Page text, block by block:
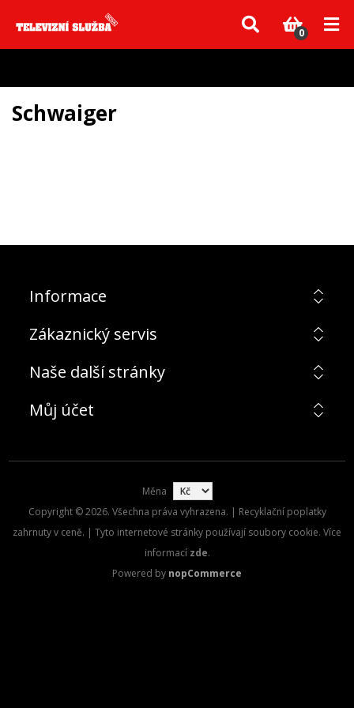
Vzhledem k aktuální situaci se může dodání dílů, které nejsou skladem,
zpozdit. Děkujeme za pochopení.
0
Schwaiger
Informace
Zákaznický servis
Naše další stránky
Můj účet
Měna
Copyright © 2026. Všechna práva vyhrazena. | Recyklační poplatky
zahrnuty v ceně. | Tyto internetové stránky používají soubory cookie. Více
informací zde.
Powered by nopCommerce